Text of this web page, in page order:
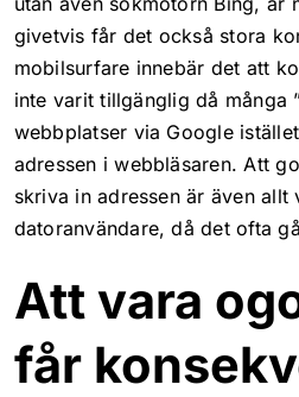
givetvis får det också stora
mobilsurfare innebär det att
inte varit tillgänglig då många
webbplatser via Google
adressen i webbläsaren. Att
skriva in adressen är även allt
datoranvändare, då det ofta
Att vara
får